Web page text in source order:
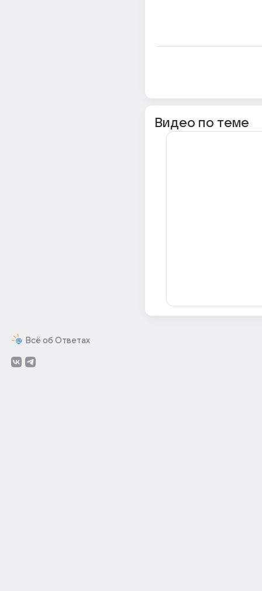
Всё об Ответах
Видео по теме